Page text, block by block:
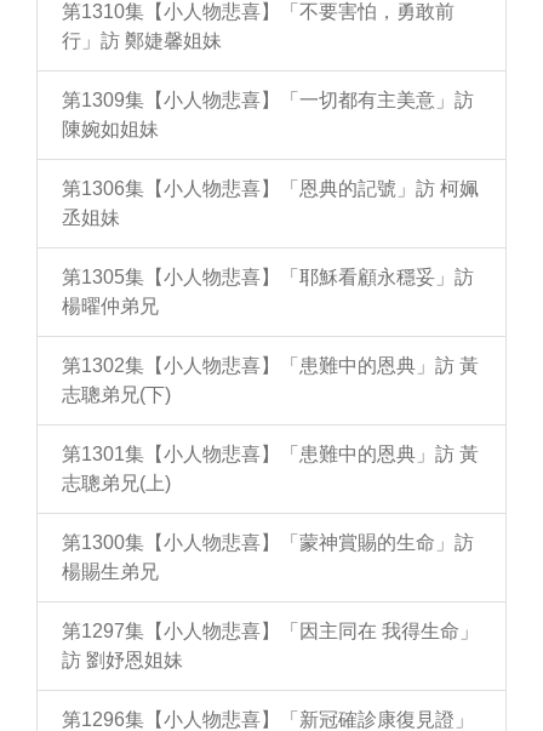
第1310集【小人物悲喜】「不要害怕，勇敢前
行」訪 鄭婕馨姐妹
第1309集【小人物悲喜】「一切都有主美意」訪
陳婉如姐妹
第1306集【小人物悲喜】「恩典的記號」訪 柯姵
丞姐妹
第1305集【小人物悲喜】「耶穌看顧永穩妥」訪
楊曜仲弟兄
第1302集【小人物悲喜】「患難中的恩典」訪 黃
志聰弟兄(下)
第1301集【小人物悲喜】「患難中的恩典」訪 黃
志聰弟兄(上)
第1300集【小人物悲喜】「蒙神賞賜的生命」訪
楊賜生弟兄
第1297集【小人物悲喜】「因主同在 我得生命」
訪 劉妤恩姐妹
第1296集【小人物悲喜】「新冠確診康復見證」